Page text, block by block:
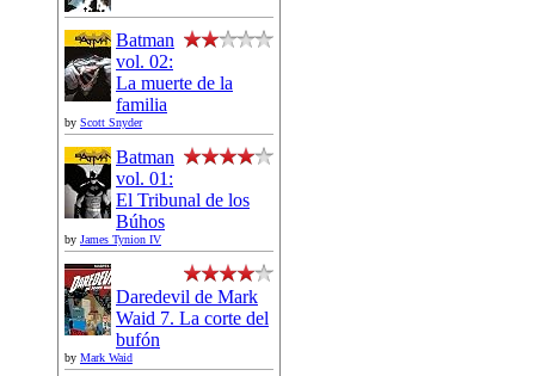
Batman
vol. 02:
La muerte de la
familia
by Scott Snyder
Batman
vol. 01:
El Tribunal de los
Búhos
by James Tynion IV
Daredevil de Mark
Waid 7. La corte del
bufón
by Mark Waid